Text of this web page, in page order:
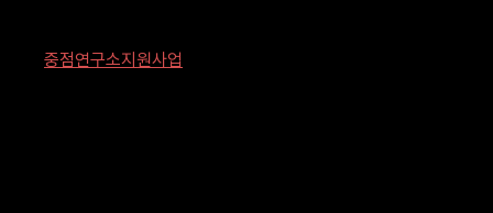
중점연구소지원사업